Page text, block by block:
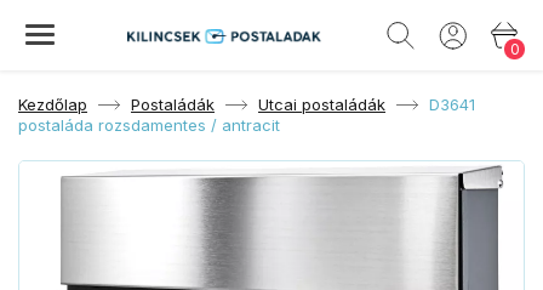
0
Kezdőlap Postaládák Utcai postaládák
D3641
postaláda rozsdamentes / antracit